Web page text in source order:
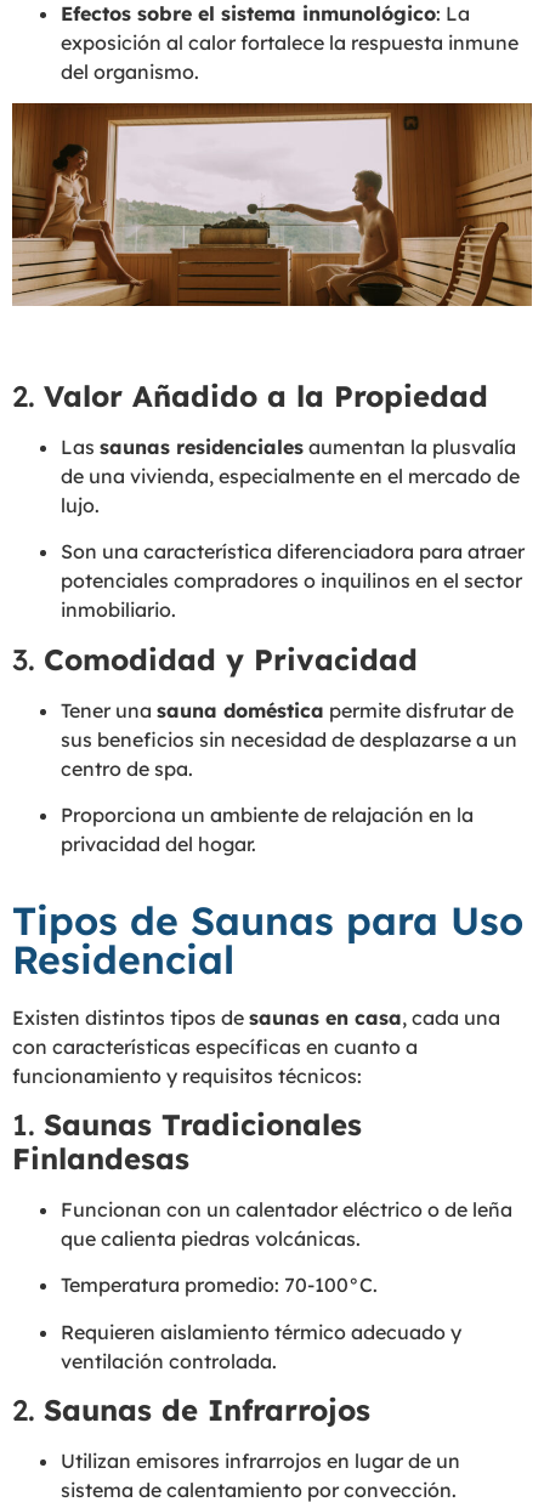
Efectos sobre el sistema inmunológico: La
exposición al calor fortalece la respuesta inmune
del organismo.
2. Valor Añadido a la Propiedad
Las saunas residenciales aumentan la plusvalía
de una vivienda, especialmente en el mercado de
lujo.
Son una característica diferenciadora para atraer
potenciales compradores o inquilinos en el sector
inmobiliario.
3. Comodidad y Privacidad
Tener una sauna doméstica permite disfrutar de
sus beneficios sin necesidad de desplazarse a un
centro de spa.
Proporciona un ambiente de relajación en la
privacidad del hogar.
Tipos de Saunas para Uso
Residencial
Existen distintos tipos de saunas en casa, cada una
con características específicas en cuanto a
funcionamiento y requisitos técnicos:
1. Saunas Tradicionales
Finlandesas
Funcionan con un calentador eléctrico o de leña
que calienta piedras volcánicas.
Temperatura promedio: 70-100°C.
Requieren aislamiento térmico adecuado y
ventilación controlada.
2. Saunas de Infrarrojos
Utilizan emisores infrarrojos en lugar de un
sistema de calentamiento por convección.